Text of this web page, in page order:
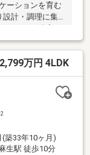
ーションを育む
計・調理に集中
室が3室有・各階
(車種による)▼設
ール生鮮市場新
10条店 徒歩3分
お問い合わせく
万円 4LDK
2
(築33年10ヶ月)
生駅 徒歩10分